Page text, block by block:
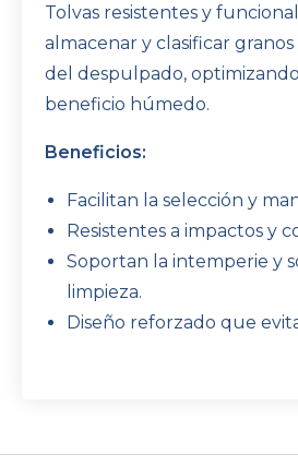
Tolvas resistentes y
almacenar y clasificar
del despulpado,
beneficio húmedo.
Beneficios:
Facilitan la selección y
Resistentes a impactos y
Soportan la intemperie y
limpieza.
Diseño reforzado que